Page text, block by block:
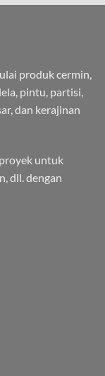
produk cermin,
pintu, partisi,
dan kerajinan
untuk
dll. dengan